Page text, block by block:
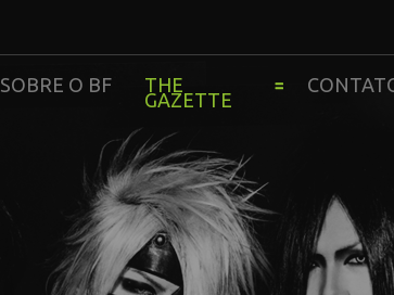
SOBRE O BF THE
GAZETTE